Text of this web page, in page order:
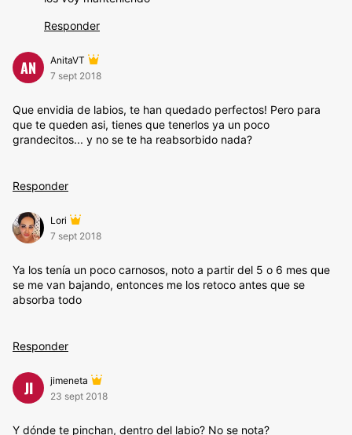
Responder
AN
AnitaVT
7 sept 2018
Que envidia de labios, te han quedado perfectos! Pero para
que te queden asi, tienes que tenerlos ya un poco
grandecitos... y no se te ha reabsorbido nada?
Responder
Lori
7 sept 2018
Ya los tenía un poco carnosos, noto a partir del 5 o 6 mes que
se me van bajando, entonces me los retoco antes que se
absorba todo
Responder
JI
jimeneta
23 sept 2018
Y dónde te pinchan, dentro del labio? No se nota?